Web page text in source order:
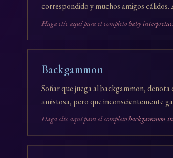
correspondido y muchos amigos cálidos.
Haga clic aquí para el completobaby
Backgammon
Soñar que juega al backgammon,
amistosa, pero que inconscientemente
Haga clic aquí para el completobackgammon